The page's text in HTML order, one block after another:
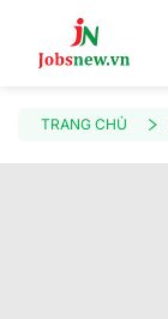
TRANG CHỦ